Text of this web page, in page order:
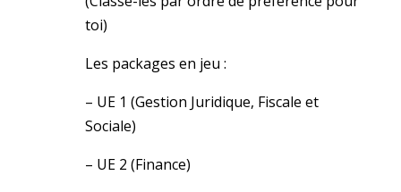
toi)
Les packages en jeu :
– UE 1 (Gestion Juridique, Fiscale et
Sociale)
– UE 2 (Finance)